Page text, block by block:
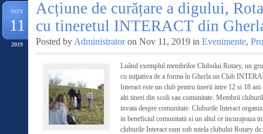
NOV
11
2019
Acțiune de curățare a digului,
cu tineretul INTERACT din
Posted by Administratoron Nov 11, 2019 in Evenimente,
Luând exemplul membrilor Clubului Rotary, un
cu iniţiativa de a forma în Gherla un Club
Interact este un club pentru tinerii intre 12 si 18
alti tineri din scoli sau comunitate. Membrii
invata despre comunitate. Cluburile Interact
in beneficiul comunitatii si un altul ce incurajeaza
cluburile Interact sunt sub tutela clubului Rotary